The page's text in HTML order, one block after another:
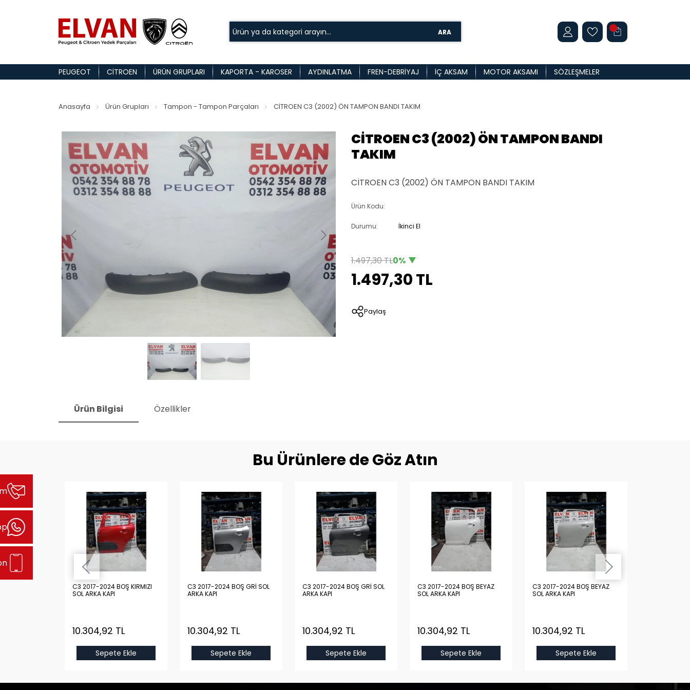
ARA
PEUGEOT CITROEN ÜRÜN GRUPLARI KAPORTA - KAROSER AYDINLATMA FREN-DEBRIYAJ İÇ AKSAM MOTOR AKSAMI SÖZLEŞMELER
Anasayfa Ürün Grupları Tampon - Tampon Parçaları CİTROEN C3 (2002) ÖN TAMPON BANDI TAKIM
CİTROEN C3 (2002) ÖN TAMPON BANDI
TAKIM
CİTROEN C3 (2002) ÖN TAMPON BANDI TAKIM
Ürün Kodu:
Durumu: İkinci El
1.497,30 TL0%
1.497,30 TL
Paylaş
Ürün Bilgisi Özellikler
Bu Ürünlere de Göz Atın
C3 2017-2024 BOŞ KIRMIZI
SOL ARKA KAPI
10.304,92 TL
Sepete Ekle
C3 2017-2024 BOŞ GRİ SOL
ARKA KAPI
10.304,92 TL
Sepete Ekle
C3 2017-2024 BOŞ GRİ SOL
ARKA KAPI
10.304,92 TL
Sepete Ekle
C3 2017-2024 BOŞ BEYAZ
SOL ARKA KAPI
10.304,92 TL
Sepete Ekle
C3 2017-2024 BOŞ BEYAZ
SOL ARKA KAPI
10.304,92 TL
Sepete Ekle